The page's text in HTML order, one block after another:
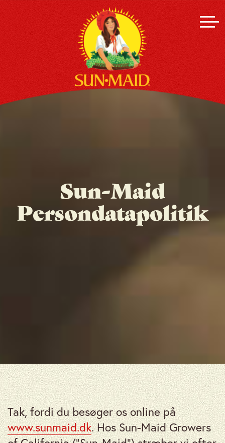
Sun-Maid
Persondatapolitik
Tak, fordi du besøger os online på
www.sunmaid.dk. Hos Sun-Maid Growers